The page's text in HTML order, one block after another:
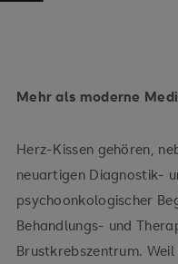
Mehr als moderne
Herz-Kissen gehören,
neuartigen Diagnostik-
psychoonkologischer
Behandlungs- und
Brustkrebszentrum.